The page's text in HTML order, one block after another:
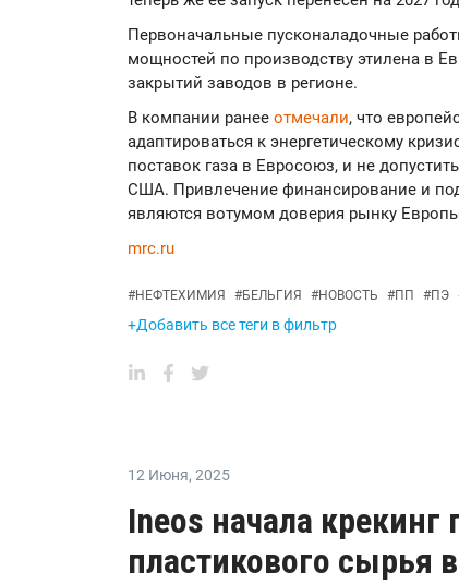
Первоначальные пусконаладочные
мощностей по производству этилена в
закрытий заводов в регионе.
В компании ранее отмечали, что
адаптироваться к энергетическому
поставок газа в Евросоюз, и не
США. Привлечение финансирование и
являются вотумом доверия рынку
mrc.ru
#НЕФТЕХИМИЯ #БЕЛЬГИЯ #НОВОСТЬ #ПП #ПЭ
+Добавить все теги в фильтр
12 Июня, 2025
Ineos начала крекинг
пластикового сырья